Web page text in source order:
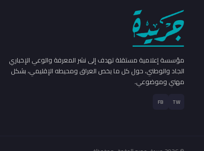
مؤسسة إعلامية مستقلة تهدف إلى نشر المعرفة والوعي الإخباري
الجاد والوطني، حول كل ما يخص العراق ومحيطه الإقليمي، بشكل
مهني وموضوعي.
TW
FB